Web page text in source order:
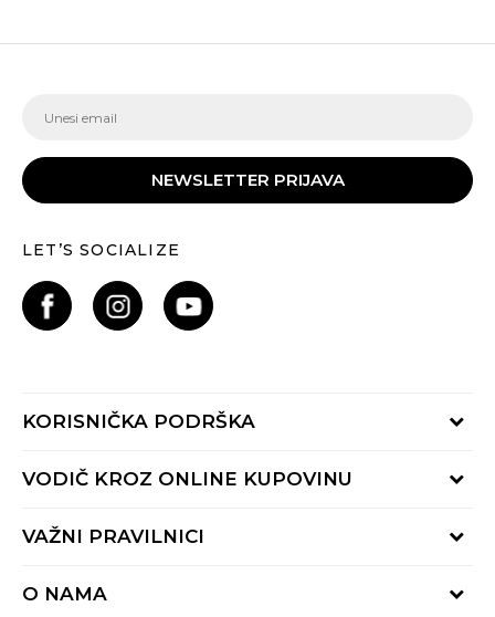
NEWSLETTER PRIJAVA
LET’S SOCIALIZE
KORISNIČKA PODRŠKA
Provjeri status porudžbine
Radno vrijeme 9-16h
VODIČ KROZ ONLINE KUPOVINU
Načini isporuke
Reklamacije
VAŽNI PRAVILNICI
O NAMA